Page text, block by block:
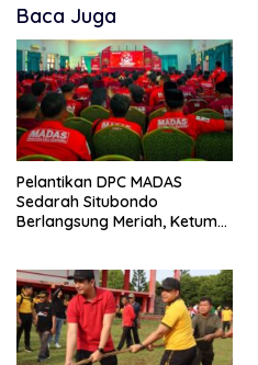
Baca Juga
Pelantikan DPC MADAS
Sedarah Situbondo
Berlangsung Meriah, Ketum
Masyarakat